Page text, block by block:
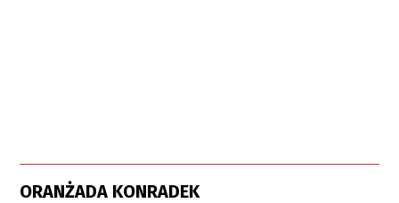
ORANŻADA KONRADEK